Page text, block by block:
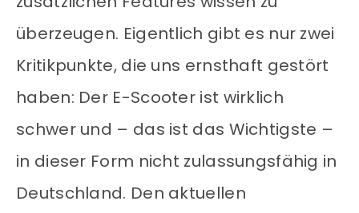
überzeugen. Eigentlich gibt es nur zwei
Kritikpunkte, die uns ernsthaft gestört
haben: Der E-Scooter ist wirklich
schwer und – das ist das Wichtigste –
in dieser Form nicht zulassungsfähig in
Deutschland. Den aktuellen